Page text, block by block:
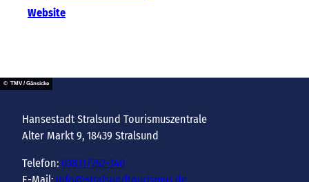
Website
© TMV / Gänsicke
Hansestadt Stralsund Tourismuszentrale
Alter Markt 9, 18439 Stralsund
Telefon: 03831/252-340